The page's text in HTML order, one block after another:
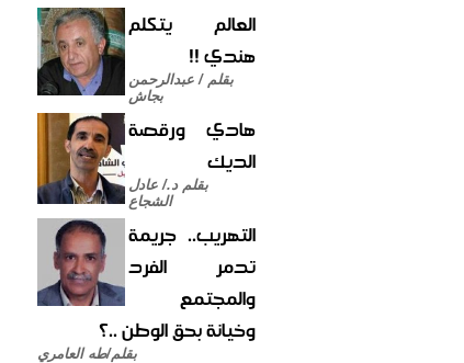
العالم يتكلم
هندي !!
بقلم / عبدالرحمن
بجاش
هادي ورقصة
الديك
بقلم د./ عادل
الشجاع
التهريب.. جريمة
تدمر الفرد
والمجتمع
وخيانة بحق الوطن ..؟
بقلم/طه العامري